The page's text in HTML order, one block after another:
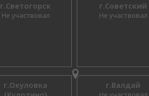
г.Светогорск
Не участвовал
г.Советский
Не участвовал
г.Окуловка
г.Валдай